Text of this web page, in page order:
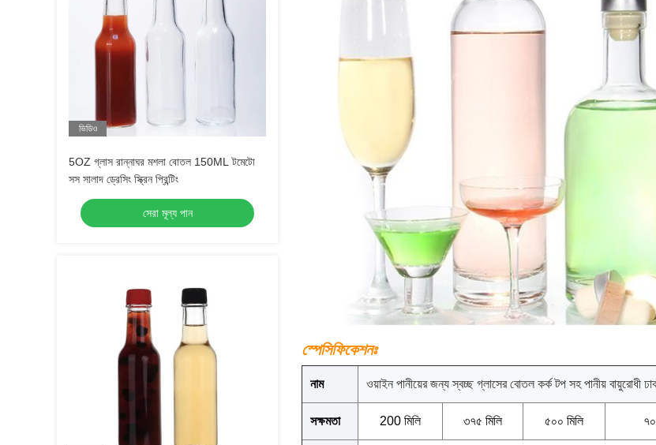
ভিডিও
5OZ গ্লাস রান্নাঘর মশলা বোতল 150ML টমেটো
সস সালাদ ড্রেসিং স্ক্রিন প্রিন্টিং
সেরা মূল্য পান
স্পেসিফিকেশনঃ
নাম ওয়াইন পানীয়ের জন্য স্বচ্ছ গ্লাসের বোতল কর্ক টপ সহ পানীয় বায়ুরোধী
সক্ষমতা 200 মিলি ৩৭৫ মিলি ৫০০ মিলি